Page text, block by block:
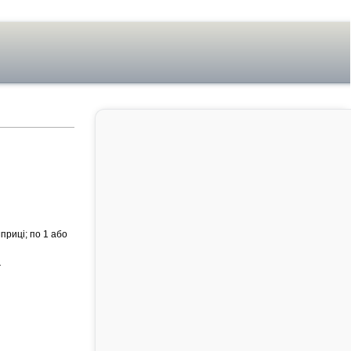
по 1 або